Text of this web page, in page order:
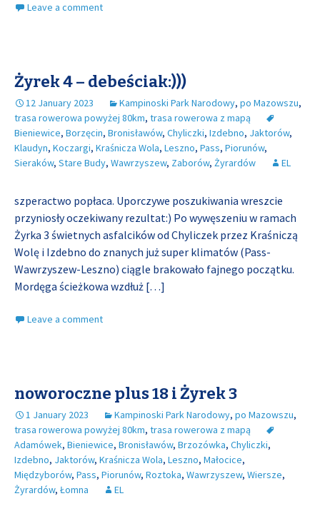
Leave a comment
Żyrek 4 – debeściak:)))
12 January 2023 Kampinoski Park Narodowy, po Mazowszu,
trasa rowerowa powyżej 80km, trasa rowerowa z mapą
Bieniewice, Borzęcin, Bronisławów, Chyliczki, Izdebno, Jaktorów,
Klaudyn, Koczargi, Kraśnicza Wola, Leszno, Pass, Piorunów,
Sieraków, Stare Budy, Wawrzyszew, Zaborów, Żyrardów EL
szperactwo popłaca. Uporczywe poszukiwania wreszcie
przyniosły oczekiwany rezultat:) Po wywęszeniu w ramach
Żyrka 3 świetnych asfalcików od Chyliczek przez Kraśniczą
Wolę i Izdebno do znanych już super klimatów (Pass-
Wawrzyszew-Leszno) ciągle brakowało fajnego początku.
Mordęga ścieżkowa wzdłuż […]
Leave a comment
noworoczne plus 18 i Żyrek 3
1 January 2023 Kampinoski Park Narodowy, po Mazowszu,
trasa rowerowa powyżej 80km, trasa rowerowa z mapą
Adamówek, Bieniewice, Bronisławów, Brzozówka, Chyliczki,
Izdebno, Jaktorów, Kraśnicza Wola, Leszno, Małocice,
Międzyborów, Pass, Piorunów, Roztoka, Wawrzyszew, Wiersze,
Żyrardów, Łomna EL